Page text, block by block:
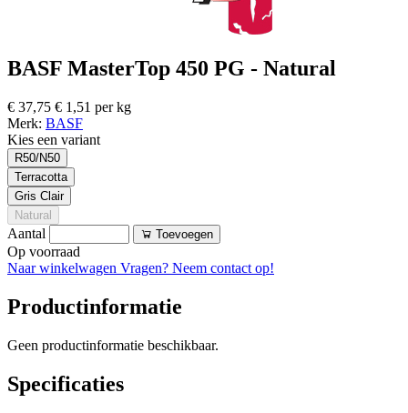
BASF MasterTop 450 PG - Natural
€ 37,75 € 1,51 per kg
Merk: BASF
Kies een variant
R50/N50
Terracotta
Gris Clair
Natural
Aantal Toevoegen
Op voorraad
Naar winkelwagen Vragen? Neem contact op!
Productinformatie
Geen productinformatie beschikbaar.
Specificaties